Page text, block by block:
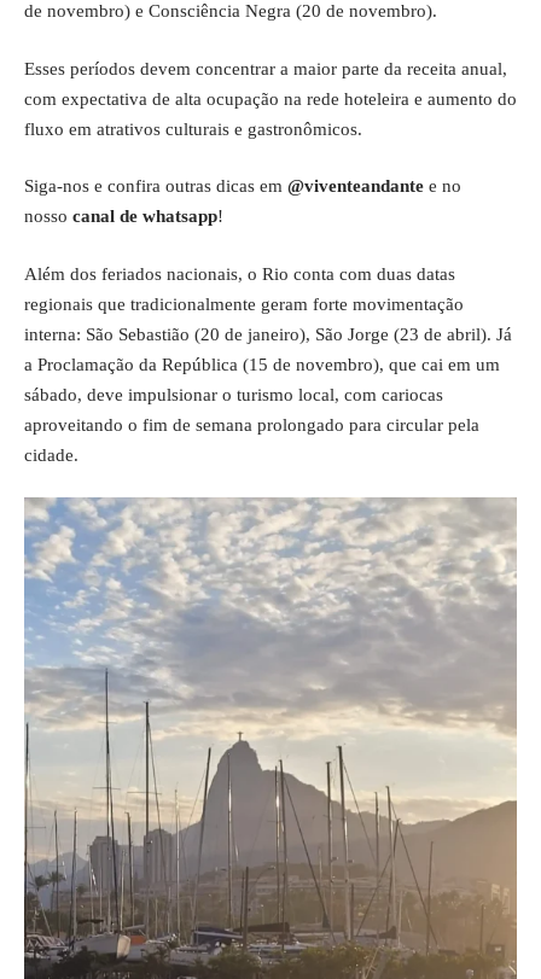
de novembro) e Consciência Negra (20 de novembro).
Esses períodos devem concentrar a maior parte da receita anual,
com expectativa de alta ocupação na rede hoteleira e aumento do
fluxo em atrativos culturais e gastronômicos.
Siga-nos e confira outras dicas em @viventeandante e no
nosso canal de whatsapp!
Além dos feriados nacionais, o Rio conta com duas datas
regionais que tradicionalmente geram forte movimentação
interna: São Sebastião (20 de janeiro), São Jorge (23 de abril). Já
a Proclamação da República (15 de novembro), que cai em um
sábado, deve impulsionar o turismo local, com cariocas
aproveitando o fim de semana prolongado para circular pela
cidade.